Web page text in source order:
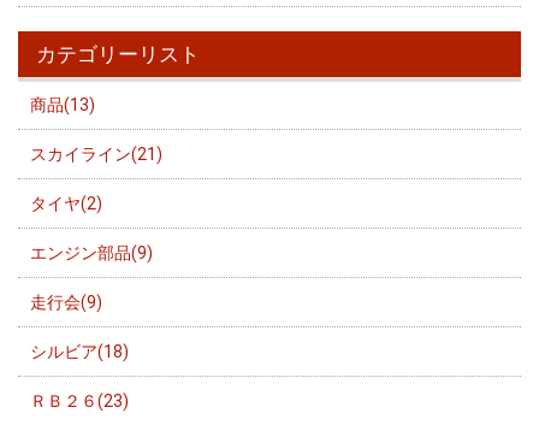
カテゴリーリスト
商品(13)
スカイライン(21)
タイヤ(2)
エンジン部品(9)
走行会(9)
シルビア(18)
ＲＢ２６(23)